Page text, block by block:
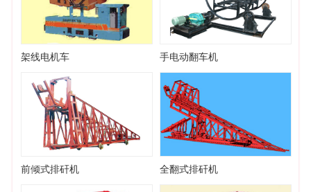
架线电机车 手电动翻车机
前倾式排矸机 全翻式排矸机